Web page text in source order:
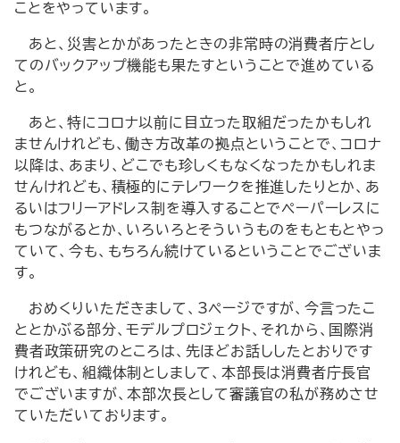
ことをやっています。
あと、災害とかがあったときの非常時の消費者庁とし
てのバックアップ機能も果たすということで進めている
と。
あと、特にコロナ以前に目立った取組だったかもしれ
ませんけれども、働き方改革の拠点ということで、コロナ
以降は、あまり、どこでも珍しくもなくなったかもしれま
せんけれども、積極的にテレワークを推進したりとか、あ
るいはフリーアドレス制を導入することでペーパーレスに
もつながるとか、いろいろとそういうものをもともとやっ
ていて、今も、もちろん続けているということでございま
す。
おめくりいただきまして、3ページですが、今言ったこ
ととかぶる部分、モデルプロジェクト、それから、国際消
費者政策研究のところは、先ほどお話ししたとおりです
けれども、組織体制としまして、本部長は消費者庁長官
でございますが、本部次長として審議官の私が務めさせ
ていただいております。